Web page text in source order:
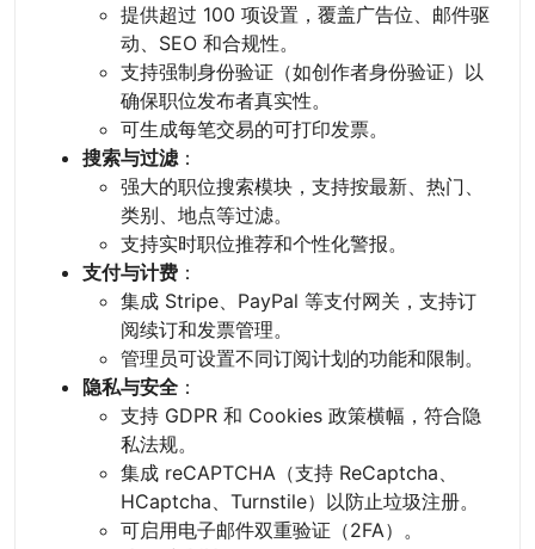
提供超过 100 项设置，覆盖广告位、邮件驱
动、SEO 和合规性。
支持强制身份验证（如创作者身份验证）以
确保职位发布者真实性。
可生成每笔交易的可打印发票。
搜索与过滤：
强大的职位搜索模块，支持按最新、热门、
类别、地点等过滤。
支持实时职位推荐和个性化警报。
支付与计费 ：
集成 Stripe、PayPal 等支付网关，支持订
阅续订和发票管理。
管理员可设置不同订阅计划的功能和限制。
隐私与安全 ：
支持 GDPR 和 Cookies 政策横幅，符合隐
私法规。
集成 reCAPTCHA（支持 ReCaptcha、
HCaptcha、Turnstile）以防止垃圾注册。
可启用电子邮件双重验证（2FA）。